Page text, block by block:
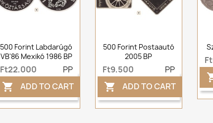
500 Forint Labdarúgó
VB'86 Mexikó 1986 BP
Ft22,000 PP
 ADD TO CART
500 Forint Postaautó
2005 BP
Ft9,500 PP
 ADD TO CART